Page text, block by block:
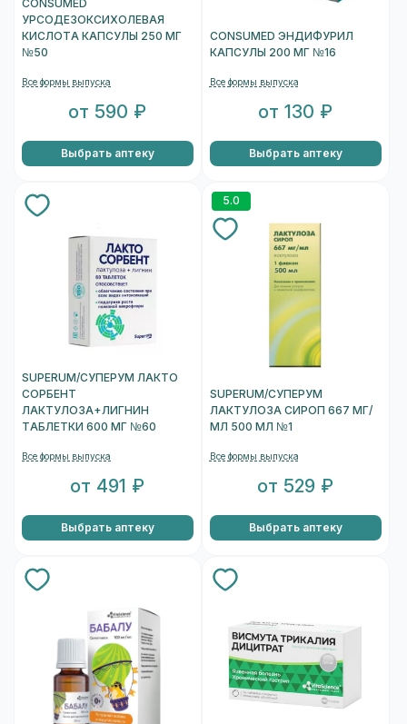
CONSUMED
УРСОДЕЗОКСИХОЛЕВАЯ
КИСЛОТА КАПСУЛЫ 250 МГ
№50
Все формы выпуска
от 590 ₽
Выбрать аптеку
CONSUMED ЭНДИФУРИЛ
КАПСУЛЫ 200 МГ №16
Все формы выпуска
от 130 ₽
Выбрать аптеку
SUPERUM/СУПЕРУМ ЛАКТО
СОРБЕНТ
ЛАКТУЛОЗА+ЛИГНИН
ТАБЛЕТКИ 600 МГ №60
Все формы выпуска
от 491 ₽
Выбрать аптеку
5.0
SUPERUM/СУПЕРУМ
ЛАКТУЛОЗА СИРОП 667 МГ/
МЛ 500 МЛ №1
Все формы выпуска
от 529 ₽
Выбрать аптеку